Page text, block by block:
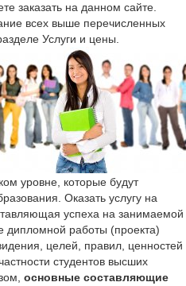
заказать на данном сайте.
всех выше перечисленных
Услуги и цены.
уровне, которые будут
Оказать услугу на
успеха на занимаемой
дипломной работы (проекта)
целей, правил, ценностей
студентов высших
основные составляющие